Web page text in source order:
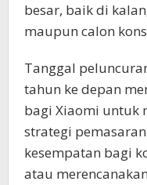
besar, baik di
maupun calon
Tanggal
tahun ke depan
bagi Xiaomi untuk
strategi
kesempatan bagi
atau